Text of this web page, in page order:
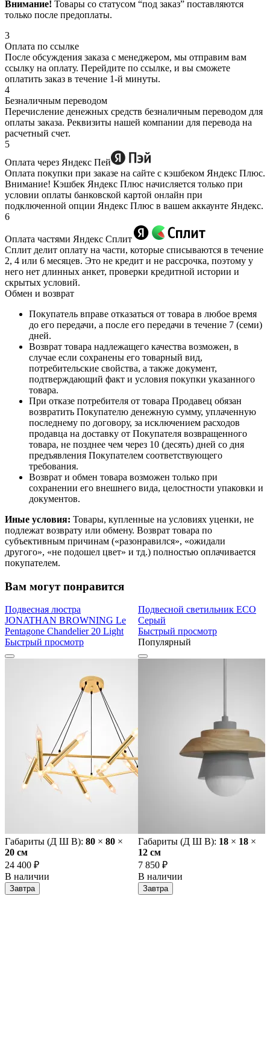
Внимание! Товары со статусом “под заказ” поставляются
только после предоплаты.
3
Оплата по ссылке
После обсуждения заказа с менеджером, мы отправим вам
ссылку на оплату. Перейдите по ссылке, и вы сможете
оплатить заказ в течение 1-й минуты.
4
Безналичным переводом
Перечисление денежных средств безналичным переводом для
оплаты заказа. Реквизиты нашей компании для перевода на
расчетный счет.
5
Оплата через Яндекс Пей
Оплата покупки при заказе на сайте с кэшбеком Яндекс Плюс.
Внимание! Кэшбек Яндекс Плюс начисляется только при
условии оплаты банковской картой онлайн при
подключенной опции Яндекс Плюс в вашем аккаунте Яндекс.
6
Оплата частями Яндекс Сплит
Сплит делит оплату на части, которые списываются в течение
2, 4 или 6 месяцев. Это не кредит и не рассрочка, поэтому у
него нет длинных анкет, проверки кредитной истории и
скрытых условий.
Обмен и возврат
Покупатель вправе отказаться от товара в любое время
до его передачи, а после его передачи в течение 7 (семи)
дней.
Возврат товара надлежащего качества возможен, в
случае если сохранены его товарный вид,
потребительские свойства, а также документ,
подтверждающий факт и условия покупки указанного
товара.
При отказе потребителя от товара Продавец обязан
возвратить Покупателю денежную сумму, уплаченную
последнему по договору, за исключением расходов
продавца на доставку от Покупателя возвращенного
товара, не позднее чем через 10 (десять) дней со дня
предъявления Покупателем соответствующего
требования.
Возврат и обмен товара возможен только при
сохранении его внешнего вида, целостности упаковки и
документов.
Иные условия: Товары, купленные на условиях уценки, не
подлежат возврату или обмену. Возврат товара по
субъективным причинам («разонравился», «ожидали
другого», «не подошел цвет» и тд.) полностью оплачивается
покупателем.
Вам могут понравится
Подвесная люстра
JONATHAN BROWNING Le
Pentagone Chandelier 20 Light
Быстрый просмотр
Габариты (Д Ш В): 80 × 80 ×
20 cм
24 400 ₽
В наличии
Завтра
Подвесной светильник ECO
Серый
Быстрый просмотр
Популярный
Габариты (Д Ш В): 18 × 18 ×
12 cм
7 850 ₽
В наличии
Завтра